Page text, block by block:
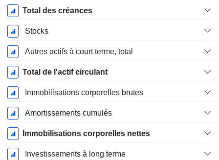
Total des créances
Stocks
Autres actifs à court terme, total
Total de l'actif circulant
Immobilisations corporelles brutes
Amortissements cumulés
Immobilisations corporelles nettes
Investissements à long terme